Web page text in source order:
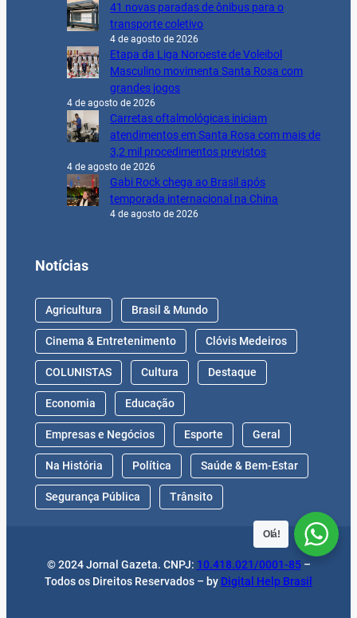
41 novas paradas de ônibus para o
transporte coletivo
4 de agosto de 2026
Etapa da Liga Noroeste de Voleibol
Masculino movimenta Santa Rosa com
grandes jogos
4 de agosto de 2026
Carretas oftalmológicas iniciam
atendimentos em Santa Rosa com mais de
3,2 mil procedimentos previstos
4 de agosto de 2026
Gabi Rock chega ao Brasil após
temporada internacional na China
4 de agosto de 2026
Notícias
Agricultura Brasil & Mundo
Cinema & Entretenimento Clóvis Medeiros
COLUNISTAS Cultura Destaque
Economia Educação
Empresas e Negócios Esporte Geral
Na História Política Saúde & Bem-Estar
Segurança Pública Trânsito
© 2024 Jornal Gazeta. CNPJ: 10.418.021/0001-85–
Todos os Direitos Reservados – by Digital Help Brasil
Olá!